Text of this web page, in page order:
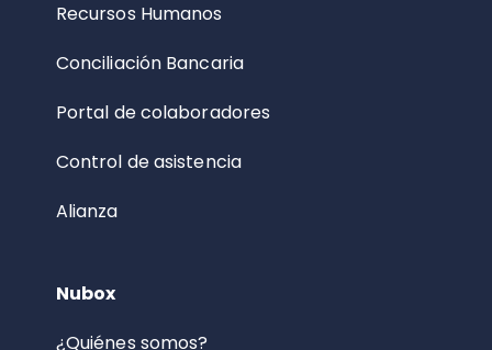
Recursos Humanos
Conciliación Bancaria
Portal de colaboradores
Control de asistencia
Alianza
Nubox
¿Quiénes somos?